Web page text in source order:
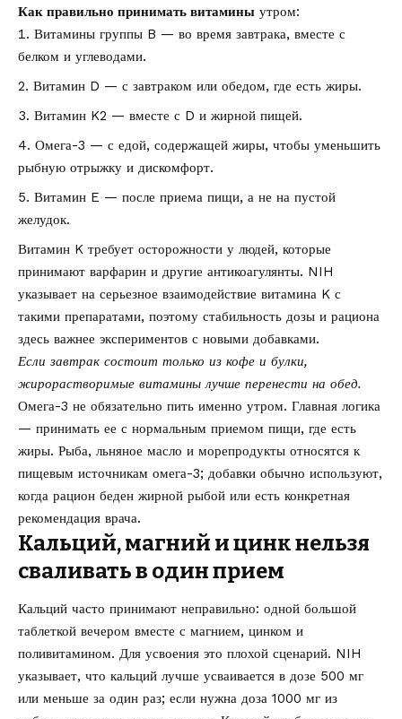
Как правильно принимать витамины утром:
Витамины группы B — во время завтрака, вместе с
белком и углеводами.
Витамин D — с завтраком или обедом, где есть жиры.
Витамин K2 — вместе с D и жирной пищей.
Омега-3 — с едой, содержащей жиры, чтобы уменьшить
рыбную отрыжку и дискомфорт.
Витамин E — после приема пищи, а не на пустой
желудок.
Витамин K требует осторожности у людей, которые
принимают варфарин и другие антикоагулянты. NIH
указывает на серьезное взаимодействие витамина K с
такими препаратами, поэтому стабильность дозы и рациона
здесь важнее экспериментов с новыми добавками.
Если завтрак состоит только из кофе и булки,
жирорастворимые витамины лучше перенести на обед.
Омега-3 не обязательно пить именно утром. Главная логика
— принимать ее с нормальным приемом пищи, где есть
жиры. Рыба, льняное масло и морепродукты относятся к
пищевым источникам омега-3; добавки обычно используют,
когда рацион беден жирной рыбой или есть конкретная
рекомендация врача.
Кальций, магний и цинк нельзя
сваливать в один прием
Кальций часто принимают неправильно: одной большой
таблеткой вечером вместе с магнием, цинком и
поливитамином. Для усвоения это плохой сценарий. NIH
указывает, что кальций лучше усваивается в дозе 500 мг
или меньше за один раз; если нужна доза 1000 мг из